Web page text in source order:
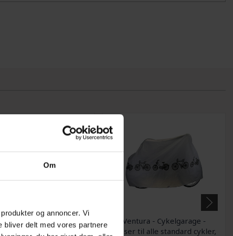
Om
og annoncer. Vi
bliver delt med vores partnere
Off Wash, protect and
- Vedligeholdelseskit
Ventura - Cykelgarage -
Passer til alle standard cykler,